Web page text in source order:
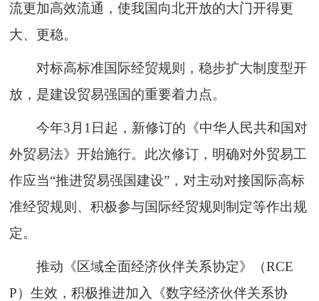
流更加高效流通，使我国向北开放的大门开得更
大、更稳。
对标高标准国际经贸规则，稳步扩大制度型开
放，是建设贸易强国的重要着力点。
今年3月1日起，新修订的《中华人民共和国对
外贸易法》开始施行。此次修订，明确对外贸易工
作应当“推进贸易强国建设”，对主动对接国际高标
准经贸规则、积极参与国际经贸规则制定等作出规
定。
推动《区域全面经济伙伴关系协定》（RCE
P）生效，积极推进加入《数字经济伙伴关系协